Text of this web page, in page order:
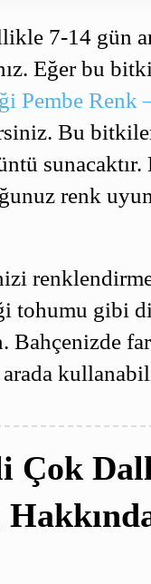
7-14 gün
Eğer bu
Pembe Renk
Bu
sunacaktır.
renk
tohumu gibi
Bahçenizde
Çok